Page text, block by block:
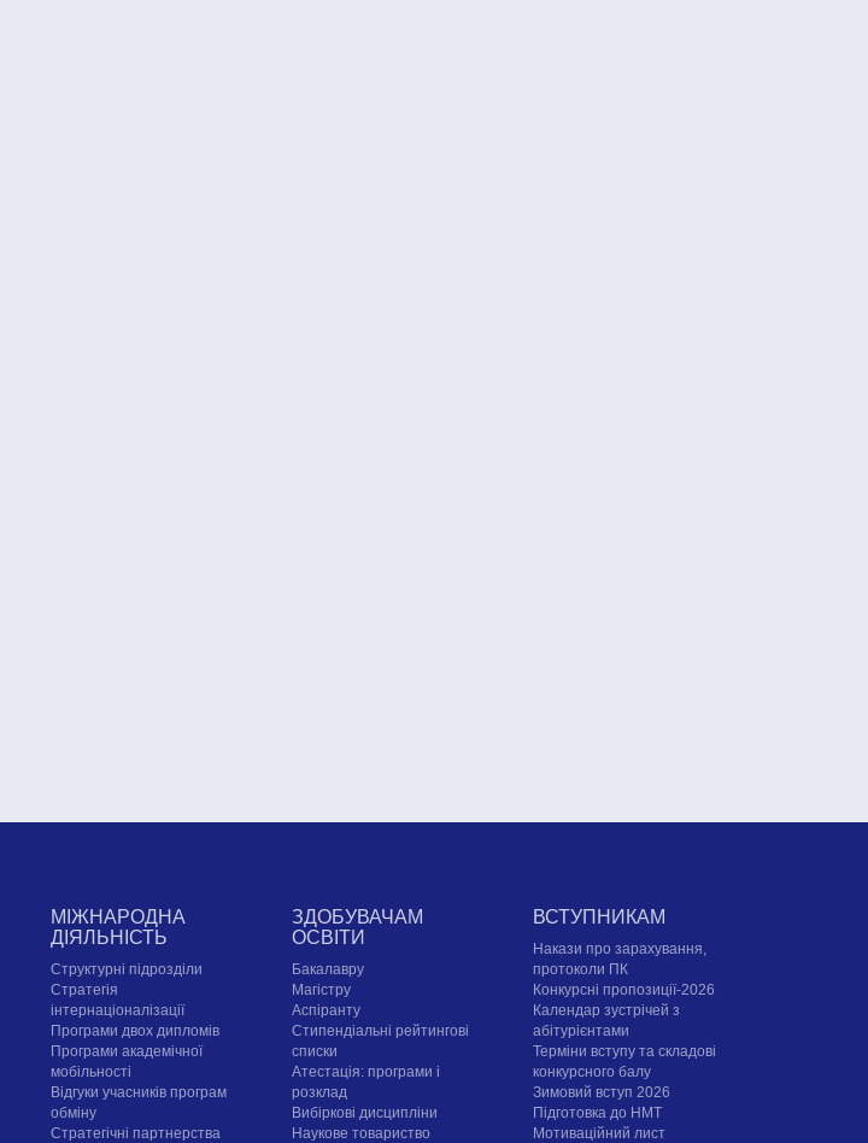
МІЖНАРОДНА
ДІЯЛЬНІСТЬ
Структурні підрозділи
Стратегія
інтернаціоналізації
Програми двох дипломів
Програми академічної
мобільності
Відгуки учасників програм
обміну
Стратегічні партнерства
ЗДОБУВАЧАМ
ОСВІТИ
Бакалавру
Магістру
Аспіранту
Стипендіальні рейтингові
списки
Атестація: програми і
розклад
Вибіркові дисципліни
Наукове товариство
ВСТУПНИКАМ
Накази про зарахування,
протоколи ПК
Конкурсні пропозиції-2026
Календар зустрічей з
абітурієнтами
Терміни вступу та складові
конкурсного балу
Зимовий вступ 2026
Підготовка до НМТ
Мотиваційний лист